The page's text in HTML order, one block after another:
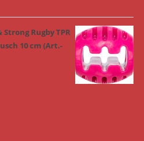
Rugby TPR
10 cm (Art.-